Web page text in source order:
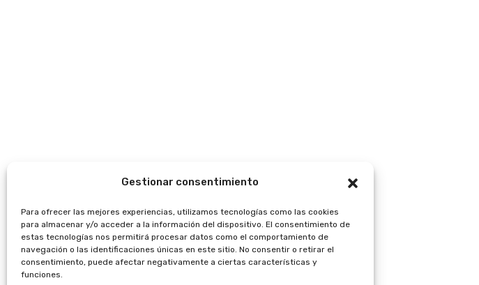
Gestionar consentimiento
Para ofrecer las mejores experiencias, utilizamos tecnologías como las cookies
para almacenar y/o acceder a la información del dispositivo. El consentimiento de
estas tecnologías nos permitirá procesar datos como el comportamiento de
navegación o las identificaciones únicas en este sitio. No consentir o retirar el
consentimiento, puede afectar negativamente a ciertas características y
funciones.